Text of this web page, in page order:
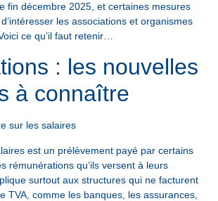
fin décembre 2025, et certaines mesures
les associations et organismes
ce qu’il faut retenir…
: les nouvelles
à connaître
sur les salaires
est un prélèvement payé par certains
rémunérations qu’ils versent à leurs
surtout aux structures qui ne facturent
TVA, comme les banques, les assurances,